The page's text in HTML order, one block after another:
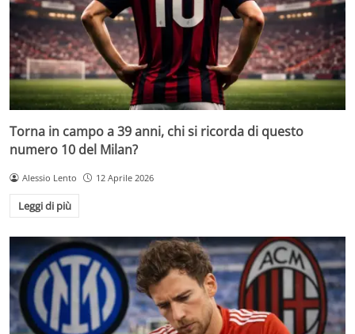
Torna in campo a 39 anni, chi si ricorda di questo
numero 10 del Milan?
Alessio Lento 12 Aprile 2026
Leggi di più